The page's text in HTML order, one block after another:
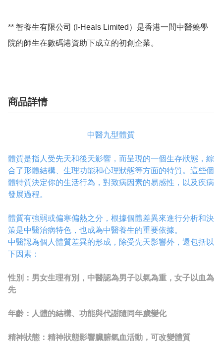
** 智養生有限公司 (I-Heals Limited）是香港一間中醫藥學
商品詳情
中醫九型體質
體質是指人受先天和後天影響，而呈現的一個生存狀態，綜
合了形體結構、生理功能和心理狀態等方面的特質。這些個
體特質決定你的生活行為，對致病因素的易感性，以及疾病
發展過程。
體質有強弱或偏寒偏熱之分，根據個體差異來進行分析和決
策是中醫治病特色，也成為中醫養生的重要依據。
中醫認為個人體質差異的形成，除受先天影響外，還包括以
下因素：
性別：男女生理有別，中醫認為男子以氣為重，女子以血為
先
年齡：人體的結構、功能與代謝隨同年歲變化
精神狀態：精神狀態影響臟腑氣血活動，可改變體質